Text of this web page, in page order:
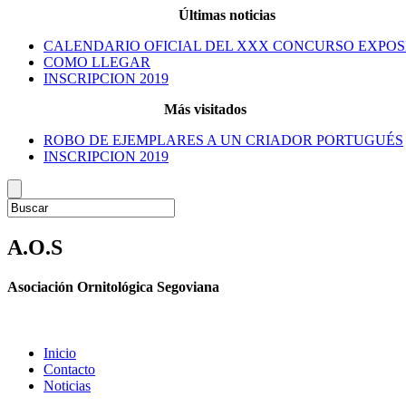
Últimas noticias
CALENDARIO OFICIAL DEL XXX CONCURSO
COMO LLEGAR
INSCRIPCION 2019
Más visitados
ROBO DE EJEMPLARES A UN CRIADOR PORTUGUÉS
INSCRIPCION 2019
A.O.S
Asociación Ornitológica Segoviana
Inicio
Contacto
Noticias